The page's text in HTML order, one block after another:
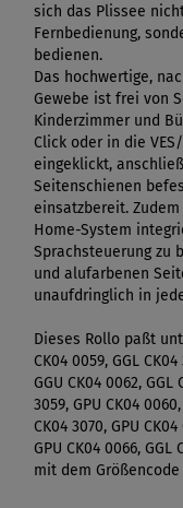
sich das Plissee
Fernbedienung,
bedienen.
Das hochwertige,
Gewebe ist frei von
Kinderzimmer und
Click oder in die
eingeklickt,
Seitenschienen
einsatzbereit. Zudem
Home-System
Sprachsteuerung zu
und alufarbenen
unaufdringlich in
Dieses Rollo paßt
CK04 0059, GGL
GGU CK04 0062, GGL
3059, GPU CK04
CK04 3070, GPU
GPU CK04 0066, GGL
mit dem Größencode